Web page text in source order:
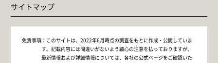
サイトマップ
免責事項： このサイトは、2022年6月時点の調査をもとに作成・公開していま
す。記載内容には間違いがないよう細心の注意を払っておりますが、
最新情報および詳細情報については、各社の公式ページをご確認いた